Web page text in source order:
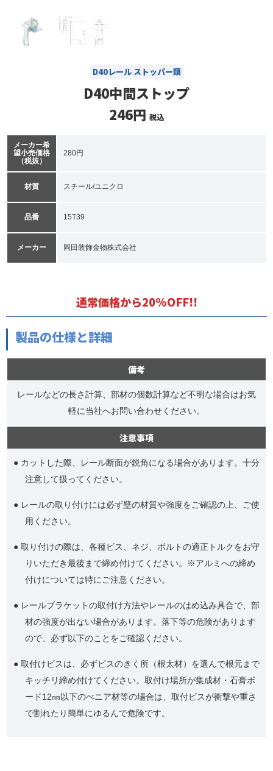
D40レール ストッパー類
D40中間ストップ
246円 税込
メーカー希
望小売価格
（税抜）
280円
材質 スチール/ユニクロ
品番 15T39
メーカー 岡田装飾金物株式会社
通常価格から20%OFF!!
製品の仕様と詳細
備考
レールなどの長さ計算、部材の個数計算など不明な場合はお気
軽に当社へお問い合わせください。
注意事項
● カットした際、レール断面が鋭角になる場合があります。十分
注意して扱ってください。
● レールの取り付けには必ず壁の材質や強度をご確認の上、ご使
用ください。
● 取り付けの際は、各種ビス、ネジ、ボルトの適正トルクをお守
りいただき最後まで締め付けてください。※アルミへの締め
付けについては特にご注意ください。
● レールブラケットの取付け方法やレールのはめ込み具合で、部
材の強度が出ない場合があります。落下等の危険があります
ので、必ず以下のことをご確認ください。
● 取付けビスは、必ずビスのきく所（根太材）を選んで根元まで
キッチリ締め付けてください。取付け場所が集成材・石膏ボ
ード12㎜以下のべニア材等の場合は、取付ビスが衝撃や重さ
で割れたり簡単にゆるんで危険です。